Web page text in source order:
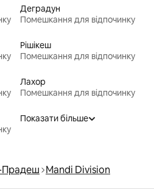
Деградун
Помешкання для відпочинку
Рішікеш
Помешкання для відпочинку
Лахор
Помешкання для відпочинку
Показати більше
Прадеш Mandi Division